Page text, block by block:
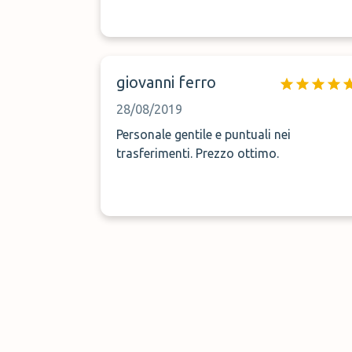
giovanni ferro
28/08/2019
Personale gentile e puntuali nei
trasferimenti. Prezzo ottimo.